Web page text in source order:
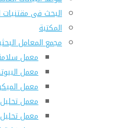
البحث فى مقتنيات
المكتبة
مجمع المعامل
معمل
معمل
معمل
معمل
معمل تحليل